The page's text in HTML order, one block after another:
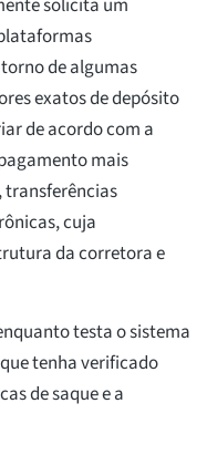
solicita um
de algumas
exatos de depósito
de acordo com a
mais
transferências
cuja
da corretora e
testa o sistema
tenha verificado
de saque e a